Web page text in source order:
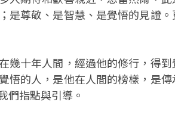
是尊敬、是智慧、是覺悟的見證
幾十年人間，經過他的修行，得
悟的人，是他在人間的榜樣，是
們指點與引導。